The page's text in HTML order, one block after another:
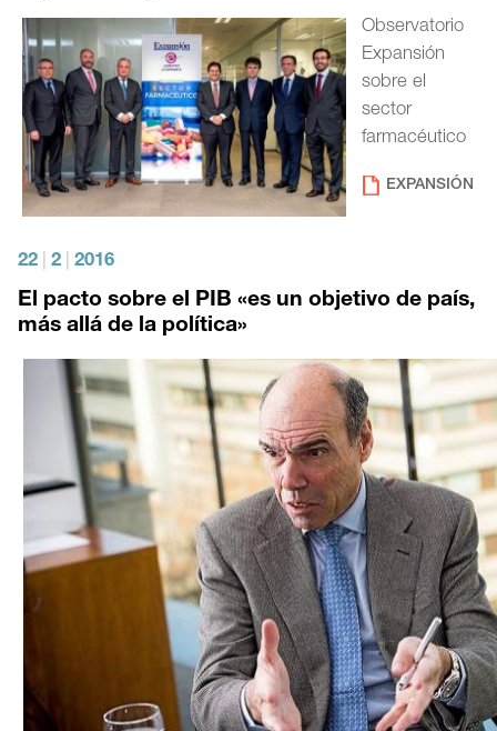
Observatorio
Expansión
sobre el
sector
farmacéutico
EXPANSIÓN
22 2 2016
El pacto sobre el PIB «es un objetivo de país,
más allá de la política»